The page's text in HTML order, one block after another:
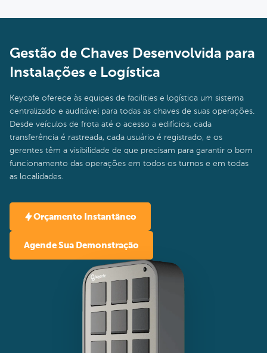
Gestão de Chaves Desenvolvida para
Instalações e Logística
Keycafe oferece às equipes de facilities e logística um sistema
centralizado e auditável para todas as chaves de suas operações.
Desde veículos de frota até o acesso a edifícios, cada
transferência é rastreada, cada usuário é registrado, e os
gerentes têm a visibilidade de que precisam para garantir o bom
funcionamento das operações em todos os turnos e em todas
as localidades.
Orçamento Instantâneo
Agende Sua Demonstração